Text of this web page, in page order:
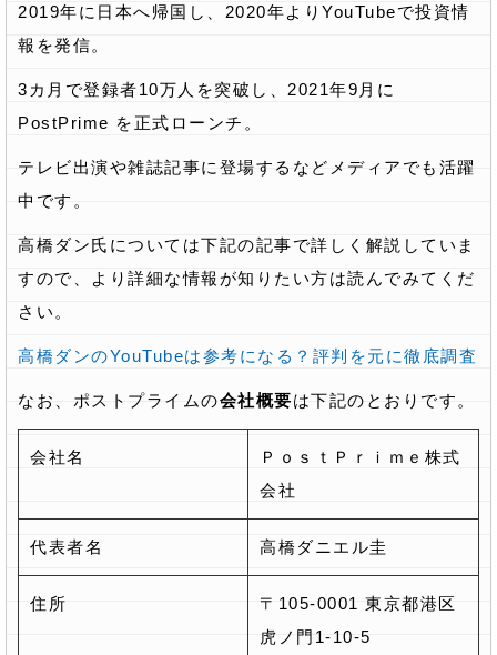
2019年に日本へ帰国し、2020年よりYouTubeで投資情
報を発信。
3カ月で登録者10万人を突破し、2021年9月に
PostPrime を正式ローンチ。
テレビ出演や雑誌記事に登場するなどメディアでも活躍
中です。
高橋ダン氏については下記の記事で詳しく解説していま
すので、より詳細な情報が知りたい方は読んでみてくだ
さい。
高橋ダンのYouTubeは参考になる？評判を元に徹底調査
なお、ポストプライムの会社概要は下記のとおりです。
会社名
ＰｏｓｔＰｒｉｍｅ株式
会社
代表者名 高橋ダニエル圭
住所
〒105-0001 東京都港区
虎ノ門1-10-5